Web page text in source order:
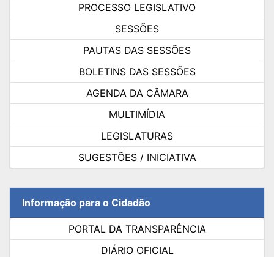
PROCESSO LEGISLATIVO
SESSÕES
PAUTAS DAS SESSÕES
BOLETINS DAS SESSÕES
AGENDA DA CÂMARA
MULTIMÍDIA
LEGISLATURAS
SUGESTÕES / INICIATIVA
Informação para o Cidadão
PORTAL DA TRANSPARÊNCIA
DIÁRIO OFICIAL